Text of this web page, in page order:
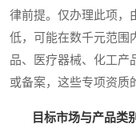
律前提。仅办理此项，
低，可能在数千元范围
品、医疗器械、化工产
或备案，这些专项资质
目标市场与产品类